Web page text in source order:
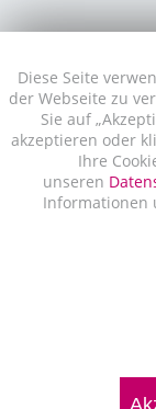
Diese Seite
der Webseite zu
Sie auf
akzeptieren oder
Ihre
unseren
Informationen